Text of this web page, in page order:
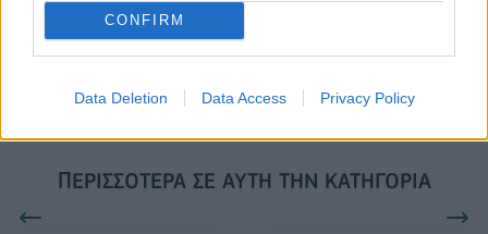
CONFIRM
Data Deletion Data Access Privacy Policy
Alpha Bank: Για πρώτη φορά το Αρχαίο Θέατρο Επιδαύρου άνοιξε τις
πύλες του σε όλους
ΠΕΡΙΣΣΌΤΕΡΑ ΣΕ ΑΥΤΉ ΤΗΝ ΚΑΤΗΓΟΡΊΑ